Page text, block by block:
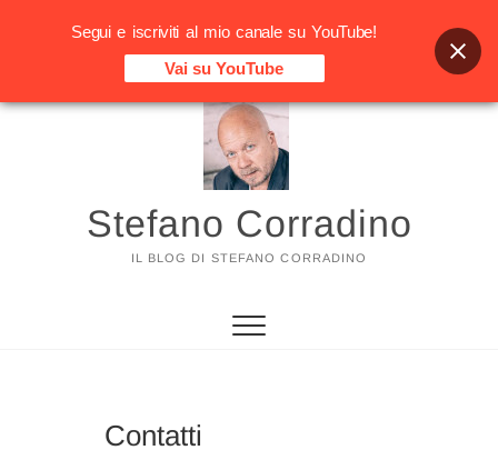
Vai
Stefano Corradino
IL BLOG DI STEFANO CORRADINO
Contatti
Segui e iscriviti al mio canale su YouTube!
Vai su YouTube